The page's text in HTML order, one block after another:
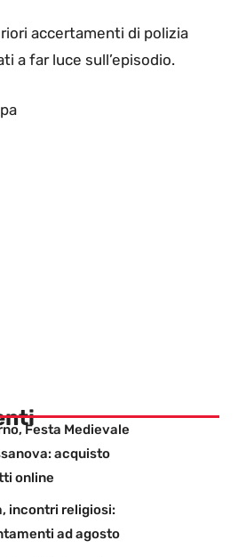
accertamenti di polizia
a far luce sull’episodio.
Festa Medievale
acquisto
online
incontri religiosi:
ad agosto